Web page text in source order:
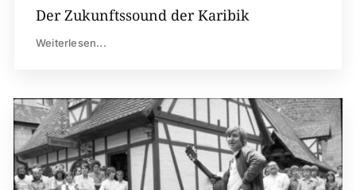
Der Zukunftssound der Karibik
Weiterlesen...